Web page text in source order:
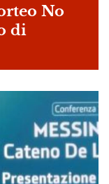
No
di